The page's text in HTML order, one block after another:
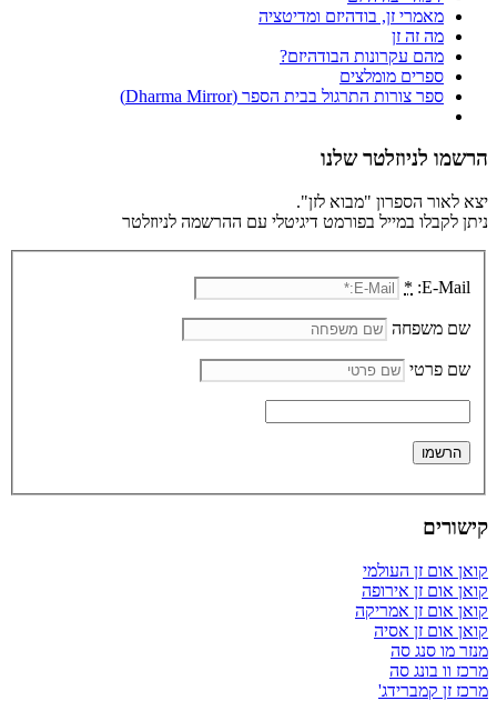
מאמרי זן, בודהיזם ומדיטציה
מה זה זן
מהם עקרונות הבודהיזם?
ספרים מומלצים
ספר צורות התרגול בבית הספר (Dharma Mirror)
הרשמו לניוזלטר שלנו
יצא לאור הספרון "מבוא לזן".
ניתן לקבלו במייל בפורמט דיגיטלי עם ההרשמה לניוזלטר
E-Mail:
*
שם משפחה
שם פרטי
קישורים
קואן אום זן העולמי
קואן אום זן אירופה
קואן אום זן אמריקה
קואן אום זן אסיה
מנזר מו סנג סה
מרכז וו בונג סה
מרכז זן קמברידג'